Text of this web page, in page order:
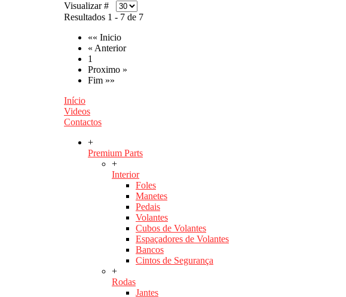
Visualizar #
Resultados 1 - 7 de 7
«« Inicio
« Anterior
1
Proximo »
Fim »»
Início
Videos
Contactos
+
Premium Parts
+
Interior
Foles
Manetes
Pedais
Volantes
Cubos de Volantes
Espaçadores de Volantes
Bancos
Cintos de Segurança
+
Rodas
Jantes